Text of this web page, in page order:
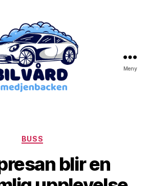
Meny
Kategorier
BUSS
blir en